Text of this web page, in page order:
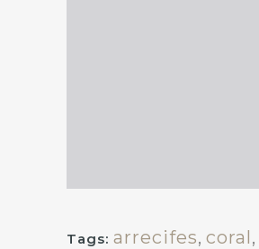
Tags: arrecifes, coral,